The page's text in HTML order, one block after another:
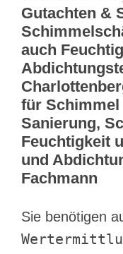
Gutachten &
auch
für Schimmel
Sanierung,
Feuchtigkeit
und
Fachmann
Sie benötigen